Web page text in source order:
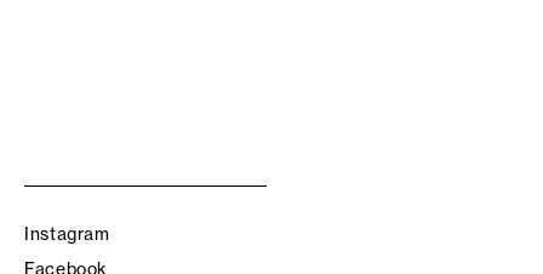
Instagram
Facebook